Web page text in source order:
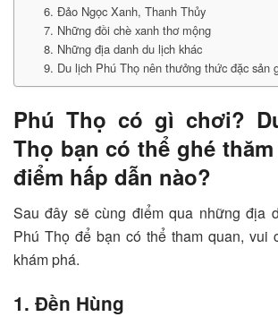
6. Đảo Ngọc Xanh, Thanh Thủy
7. Những đồi chè xanh thơ mộng
8. Những địa danh du lịch khác
9. Du lịch Phú Thọ nên thưởng thức đặc sản
Phú Thọ có gì chơi?
Thọ bạn có thể ghé
điểm hấp dẫn nào?
Sau đây sẽ cùng điểm qua những địa
Phú Thọ để bạn có thể tham quan, vui
khám phá.
1. Đền Hùng